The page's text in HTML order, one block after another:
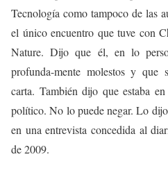
Tecnología como tampoco de las
el único encuentro que tuve con
Nature. Dijo que él, en lo
profunda-mente molestos y que
carta. También dijo que estaba
político. No lo puede negar. Lo
en una entrevista concedida al
de 2009.